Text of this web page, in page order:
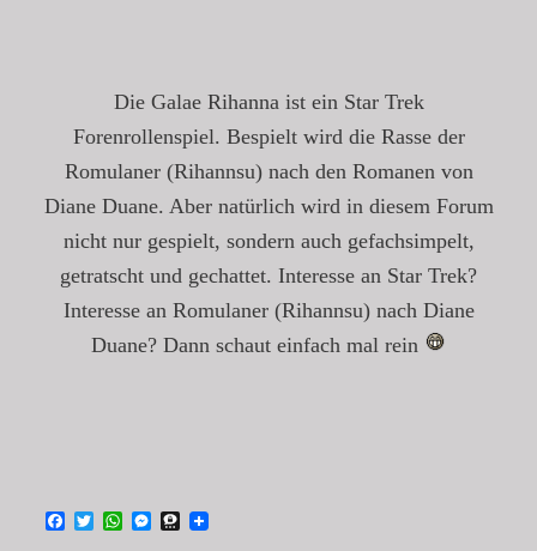
Die Galae Rihanna ist ein Star Trek
Forenrollenspiel. Bespielt wird die Rasse der
Romulaner (Rihannsu) nach den Romanen von
Diane Duane. Aber natürlich wird in diesem Forum
nicht nur gespielt, sondern auch gefachsimpelt,
getratscht und gechattet. Interesse an Star Trek?
Interesse an Romulaner (Rihannsu) nach Diane
Duane? Dann schaut einfach mal rein
Facebook
TwitterWhatsApp
Messenger
Threema